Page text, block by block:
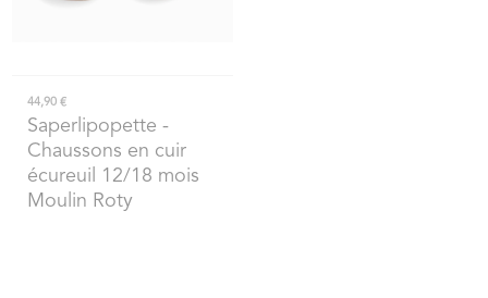
44,90 €
Saperlipopette -
Chaussons en cuir
écureuil 12/18 mois
Moulin Roty